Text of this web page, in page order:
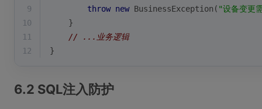
9
throw new BusinessException( "设备变更
10
    }
11
// ...业务逻辑
12
}
6.2 SQL注入防护